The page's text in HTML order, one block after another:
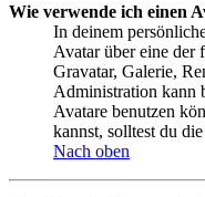
Wie verwende ich einen
In deinem
Avatar über eine der
Gravatar, Galerie,
Administration kann
Avatare benutzen
kannst, solltest du
Nach oben